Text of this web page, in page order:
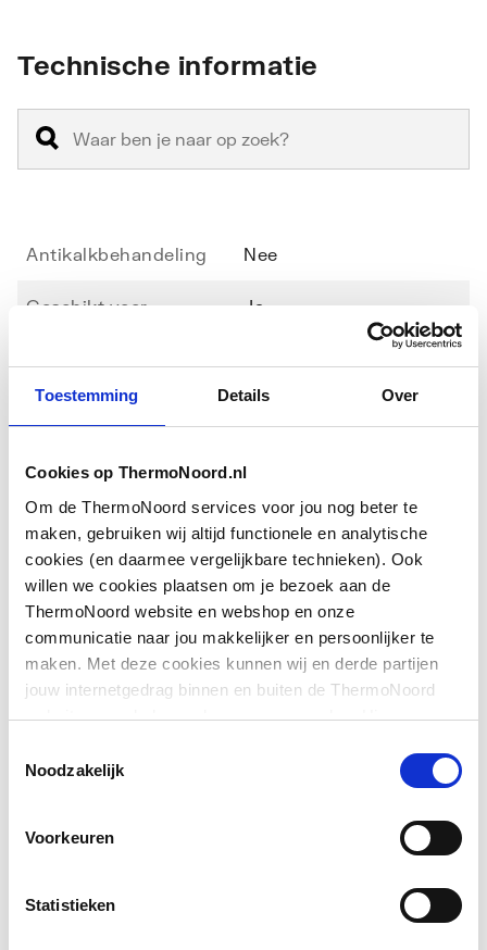
Toestemming Details Over
Cookies op ThermoNoord.nl
Om de ThermoNoord services voor jou nog beter te
maken, gebruiken wij altijd functionele en analytische
cookies (en daarmee vergelijkbare technieken). Ook
willen we cookies plaatsen om je bezoek aan de
ThermoNoord website en webshop en onze
communicatie naar jou makkelijker en persoonlijker te
maken. Met deze cookies kunnen wij en derde partijen
jouw internetgedrag binnen en buiten de ThermoNoord
website en webshop volgen en verzamelen. Hiermee
communicatie aan jouw interesses aan. We slaan je
Noodzakelijk
Voorkeuren
Statistieken
Technische informatie
Antikalkbehandeling Nee
Geschikt voor
Ja
Geschikt voor montage
met zijwand
Ja
Geschikt voor montage
op douchebak
Ja
Geschikt voor montage
op tegelvloer
Ja
Geschikt voor
nismontage
Ja
Geschikt voor U-
Inbouwbreedte deur
Downloads
Exploded_view application/postscript
Exploded_viewapplication/postscript,44 KB
Pictogramimage/jpeg,478 KB
Montageinstructie 3 MB